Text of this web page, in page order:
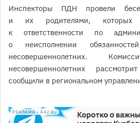
Инспекторы ПДН провели
и их родителями, которых
к ответственности по
о неисполнении
несовершеннолетних.
несовершеннолетних
сообщили в региональном
РЕКЛАМА • A42.RU